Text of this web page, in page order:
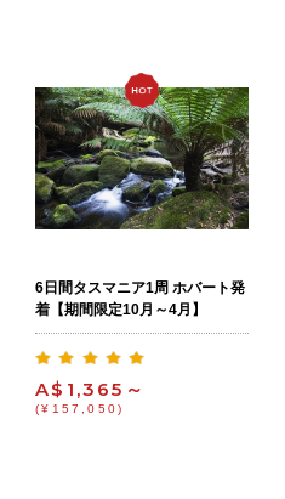
6日間タスマニア1周 ホバート発
着【期間限定10月～4月】
A$1,365～
(¥157,050)